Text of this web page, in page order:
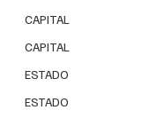
CAPITAL
CAPITAL
ESTADO
ESTADO